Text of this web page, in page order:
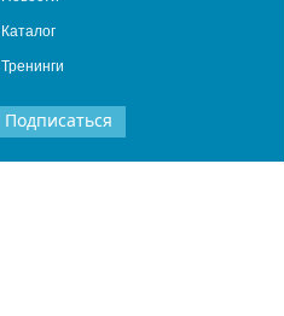
Каталог
Тренинги
Подписаться